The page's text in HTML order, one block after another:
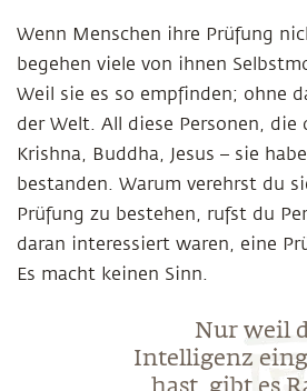
Wenn Menschen ihre Prüfung
begehen viele von ihnen
Weil sie es so empfinden; ohne
der Welt. All diese Personen, die
Krishna, Buddha, Jesus – sie
bestanden. Warum verehrst du
Prüfung zu bestehen, rufst du
daran interessiert waren, eine
Es macht keinen Sinn.
Nur weil
Intelligenz
hast, gibt es